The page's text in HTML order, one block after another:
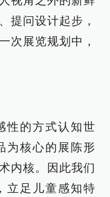
提问设计起步，
次展览规划中，
性的方式认知世
为核心的展陈形
内核。因此我们
立足儿童感知特